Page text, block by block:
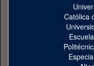
Católica